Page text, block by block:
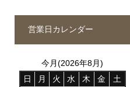
営業日カレンダー
今月(2026年8月)
日
月 火 水 木 金
土